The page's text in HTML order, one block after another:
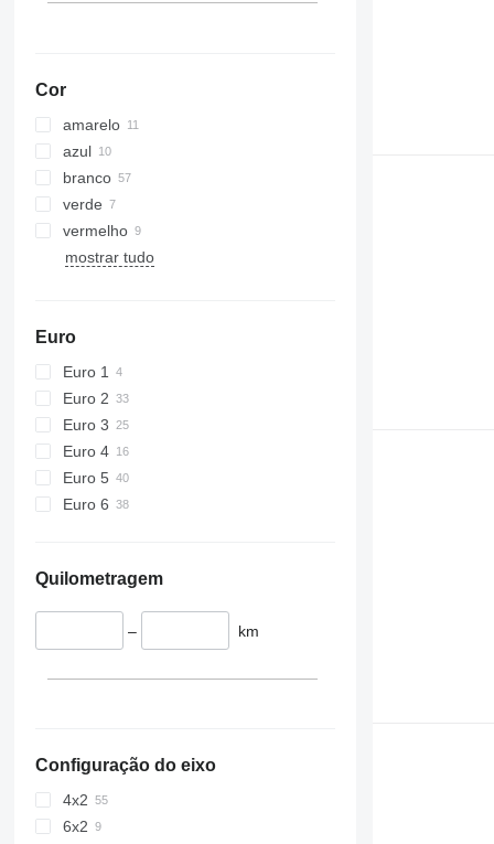
Cor
amarelo
azul
branco
verde
vermelho
mostrar tudo
Euro
Euro 1
Euro 2
Euro 3
Euro 4
Euro 5
Euro 6
Quilometragem
– km
Configuração do eixo
4x2
6x2